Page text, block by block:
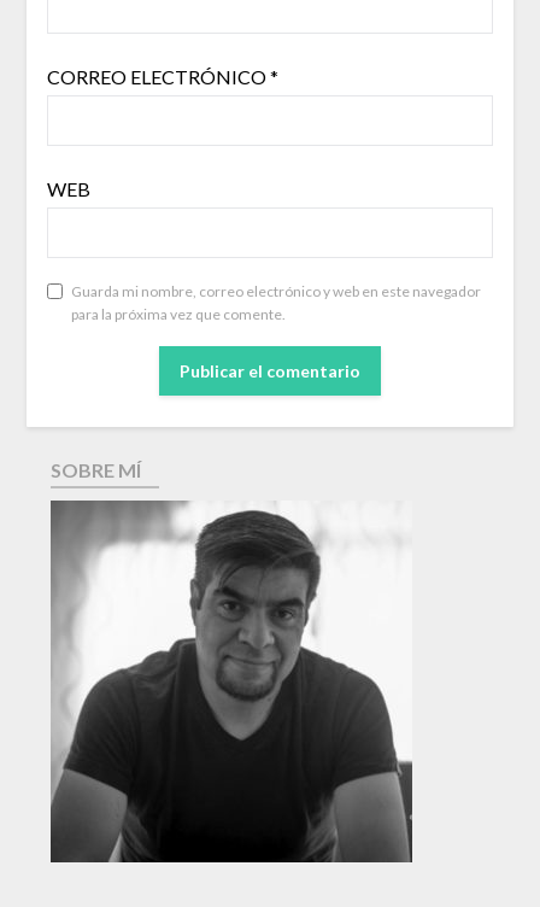
CORREO ELECTRÓNICO*
WEB
Guarda mi nombre, correo electrónico y web en este navegador
para la próxima vez que comente.
SOBRE MÍ